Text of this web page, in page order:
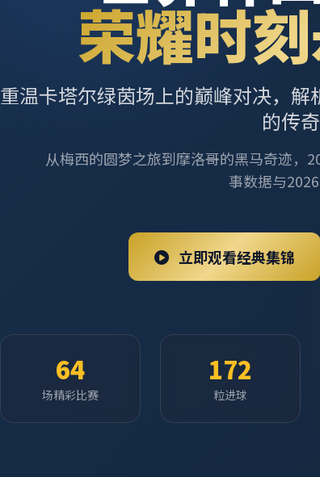
荣耀时
重温卡塔尔绿茵场上的巅峰对决，
的传
从梅西的圆梦之旅到摩洛哥的黑马奇迹，
事数据与
立即观看经典集锦
64
场精彩比赛
172
粒进球